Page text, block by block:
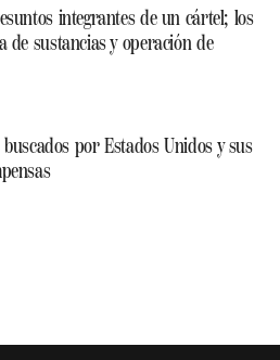
integrantes de un cártel; los
de sustancias y operación de
por Estados Unidos y sus